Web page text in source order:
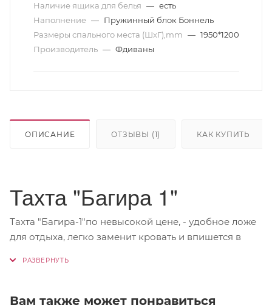
Наличие ящика для белья — есть
Наполнение — Пружинный блок Боннель
Размеры спального места (ШхГ),mm — 1950*1200
Производитель — Фдиваны
ОПИСАНИЕ ОТЗЫВЫ (1) КАК КУПИТЬ
Тахта "Багира 1"
Тахта "Багира-1"по невысокой цене, - удобное ложе
для отдыха, легко заменит кровать и впишется в
жесткости на пружинном блоке (ПБ).
Вам также может понравиться